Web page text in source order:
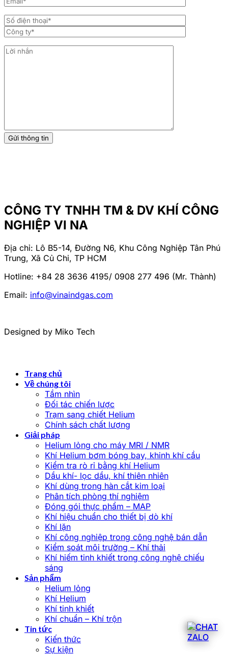
CÔNG TY TNHH TM & DV KHÍ CÔNG
NGHIỆP VI NA
Địa chỉ: Lô B5-14, Đường N6, Khu Công Nghiệp Tân Phú
Trung, Xã Củ Chi, TP HCM
Hotline: +84 28 3636 4195/ 0908 277 496 (Mr. Thành)
Email: info@vinaindgas.com
Designed by Miko Tech
Trang chủ
Về chúng tôi
Tầm nhìn
Đối tác chiến lược
Trạm sang chiết Helium
Chính sách chất lượng
Giải pháp
Helium lỏng cho máy MRI / NMR
Khí Helium bơm bóng bay, khinh khí cầu
Kiểm tra rò rỉ bằng khí Helium
Dầu khí- lọc dầu, khí thiên nhiên
Khí dùng trong hàn cắt kim loại
Phân tích phòng thí nghiệm
Đóng gói thực phẩm – MAP
Khí hiệu chuẩn cho thiết bị dò khí
Khí lặn
Khí công nghiệp trong công nghệ bán dẫn
Kiểm soát môi trường – Khí thải
Khí hiếm tinh khiết trong công nghệ chiếu
sáng
Sản phẩm
Helium lỏng
Khí Helium
Khí tinh khiết
Khí chuẩn – Khí trộn
Tin tức
Kiến thức
Sự kiện